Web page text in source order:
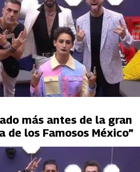
más antes de la gran
de los Famosos México”